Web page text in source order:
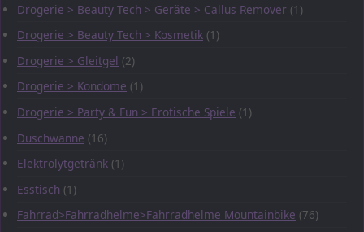
Drogerie > Beauty Tech > Geräte > Callus Remover (1)
Drogerie > Beauty Tech > Kosmetik (1)
Drogerie > Gleitgel (2)
Drogerie > Kondome (1)
Drogerie > Party & Fun > Erotische Spiele (1)
Duschwanne (16)
Elektrolytgetränk (1)
Esstisch (1)
Fahrrad>Fahrradhelme>Fahrradhelme Mountainbike (76)